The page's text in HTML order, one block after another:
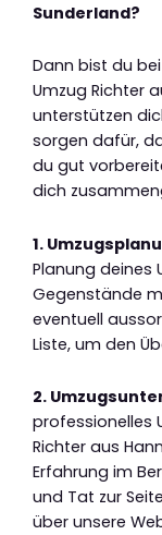
Sunderland?
Dann bist du
Umzug Richter
unterstützen
sorgen dafür,
du gut
dich
1.
Planung deines
Gegenstände
eventuell
Liste, um den
2.
professionelles
Richter aus
Erfahrung im
und Tat zur
über unsere